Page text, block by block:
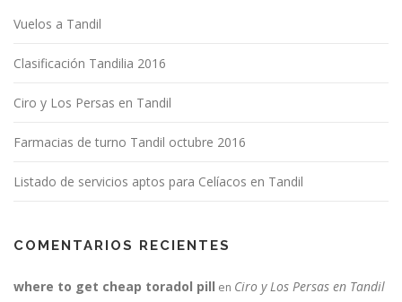
Vuelos a Tandil
Clasificación Tandilia 2016
Ciro y Los Persas en Tandil
Farmacias de turno Tandil octubre 2016
Listado de servicios aptos para Celíacos en Tandil
COMENTARIOS RECIENTES
where to get cheap toradol pill en Ciro y Los Persas en Tandil